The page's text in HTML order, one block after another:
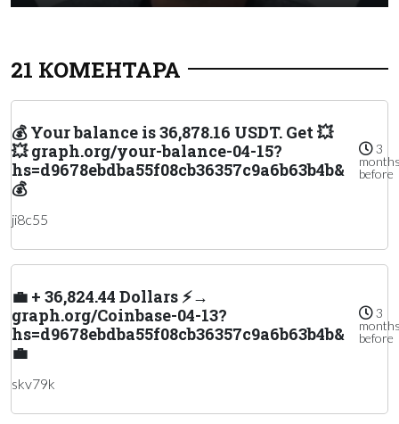
21 КОМЕНТАРА
💰 Your balance is 36,878.16 USDT. Get 💥
💥 graph.org/your-balance-04-15?
hs=d9678ebdba55f08cb36357c9a6b63b4b&
💰
3
before
ji8c55
💼 + 36,824.44 Dollars ⚡→
graph.org/Coinbase-04-13?
hs=d9678ebdba55f08cb36357c9a6b63b4b&
💼
3
before
skv79k